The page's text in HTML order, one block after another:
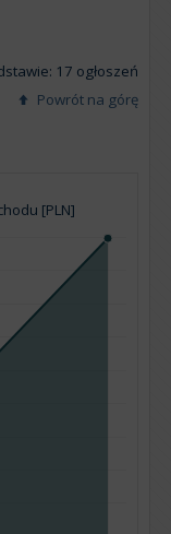
17 ogłoszeń
Powrót na górę
[PLN]